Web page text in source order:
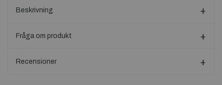
Beskrivning
Fråga om produkt
Recensioner